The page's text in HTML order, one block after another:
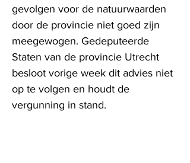
gevolgen voor de natuurwaarden
door de provincie niet goed zijn
meegewogen. Gedeputeerde
Staten van de provincie Utrecht
besloot vorige week dit advies niet
op te volgen en houdt de
vergunning in stand.